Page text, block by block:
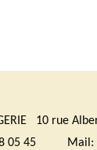
10 rue
28 05 45 Mail: